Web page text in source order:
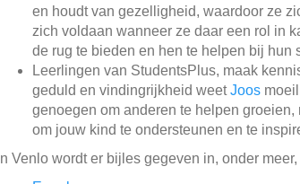
en houdt van gezelligheid, waardoor ze
zich voldaan wanneer ze daar een rol in
de rug te bieden en hen te helpen bij hun
Leerlingen van StudentsPlus, maak
geduld en vindingrijkheid weetJoos
genoegen om anderen te helpen
om jouw kind te ondersteunen en te
In Venlo wordt er bijles gegeven in, onder